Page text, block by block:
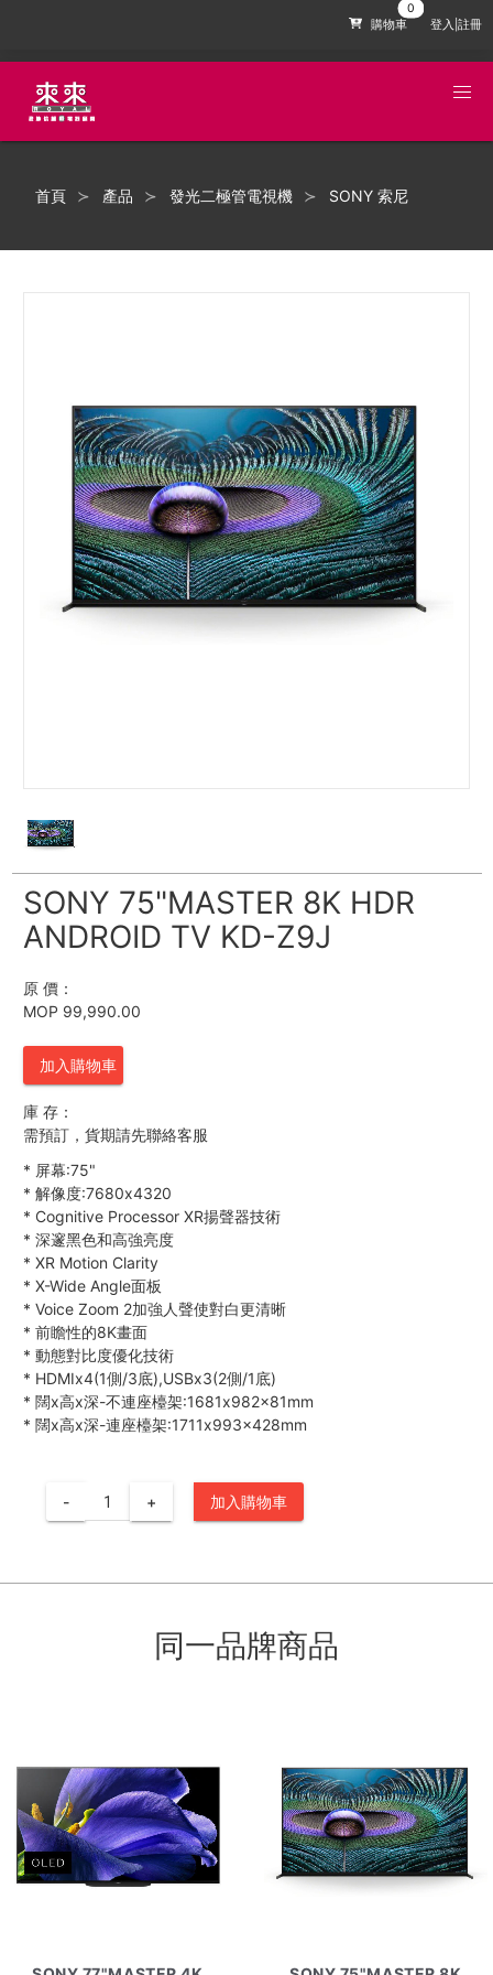
購物車 登入|註冊
首頁 產品 發光二極管電視機 SONY 索尼
SONY 75"MASTER 8K HDR
ANDROID TV KD-Z9J
原 價：
MOP 99,990.00
加入購物車
庫 存：
需預訂，貨期請先聯絡客服
* 屏幕:75"
* 解像度:7680x4320
* Cognitive Processor XR揚聲器技術
* 深邃黑色和高強亮度
* XR Motion Clarity
* X-Wide Angle面板
* Voice Zoom 2加強人聲使對白更清晰
* 前瞻性的8K畫面
* 動態對比度優化技術
* HDMIx4(1側/3底),USBx3(2側/1底)
* 闊x高x深-不連座檯架:1681x982x81mm
* 闊x高x深-連座檯架:1711x993x428mm
- + 加入購物車
同一品牌商品